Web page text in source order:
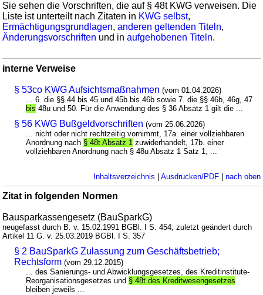
Sie sehen die Vorschriften, die auf § 48t KWG verweisen. Die
Liste ist unterteilt nach Zitaten in KWG selbst,
Ermächtigungsgrundlagen,anderen geltenden Titeln,
Änderungsvorschriften und inaufgehobenen Titeln.
interne Verweise
§ 53co KWG Aufsichtsmaßnahmen (vom 01.04.2026)
... 6. die §§ 44 bis 45 und 45b bis 46b sowie 7. die §§ 46b, 46g, 47
bis 48u und 50. Für die Anwendung des § 36 Absatz 1 gilt die ...
§ 56 KWG Bußgeldvorschriften (vom 25.06.2026)
... nicht oder nicht rechtzeitig vornimmt, 17a. einer vollziehbaren
Anordnung nach § 48t Absatz 1 zuwiderhandelt, 17b. einer
vollziehbaren Anordnung nach § 48u Absatz 1 Satz 1, ...
Inhaltsverzeichnis Ausdrucken/PDF| nach oben
Zitat in folgenden Normen
Bausparkassengesetz (BauSparkG)
neugefasst durch B. v. 15.02.1991 BGBl. I S. 454; zuletzt geändert durch
Artikel 11 G. v. 25.03.2019 BGBl. I S. 357
§ 2 BauSparkG Zulassung zum Geschäftsbetrieb;
Rechtsform (vom 29.12.2015)
... des Sanierungs- und Abwicklungsgesetzes, des Kreditinstitute-
Reorganisationsgesetzes und § 48t des Kreditwesengesetzes
bleiben jeweils ...